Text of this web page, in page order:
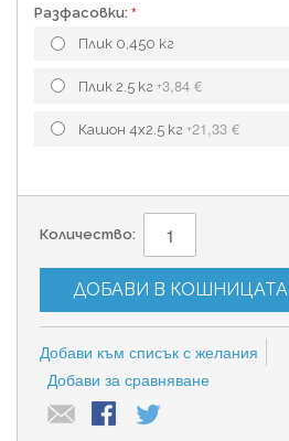
Разфасовки:
Плик 0,450 кг
Плик 2.5 кг +3,84 €
Кашон 4х2.5 кг +21,33 €
Количество:
ДОБАВИ В КОШНИЦАТА
Добави към списък с желания
Добави за сравняване